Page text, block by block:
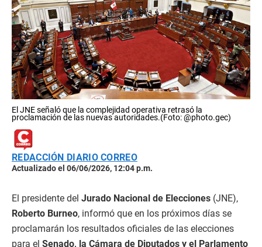
El JNE señaló que la complejidad operativa retrasó la
proclamación de las nuevas autoridades.(Foto: @photo.gec)
REDACCIÓN DIARIO CORREO
Actualizado el 06/06/2026, 12:04 p.m.
El presidente del Jurado Nacional de Elecciones (JNE),
Roberto Burneo, informó que en los próximos días se
proclamarán los resultados oficiales de las elecciones
para el Senado, la Cámara de Diputados y el Parlamento